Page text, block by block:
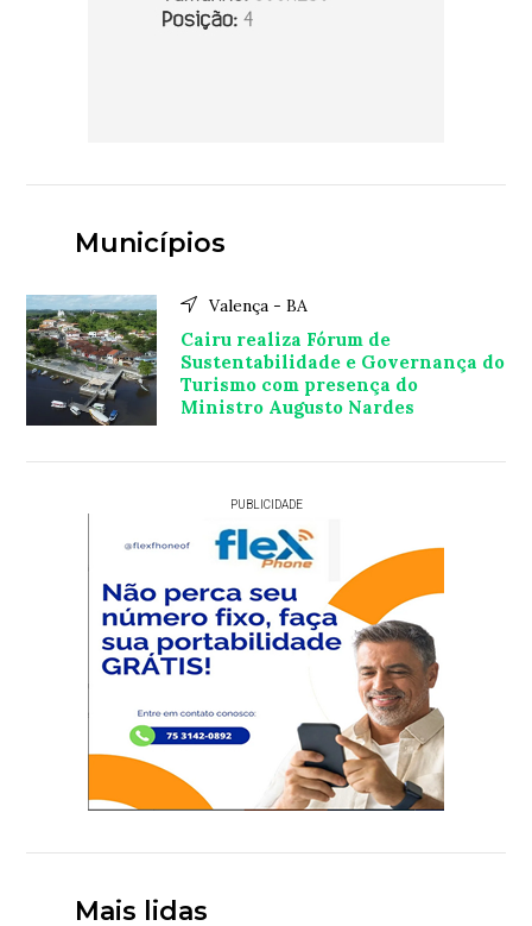
Municípios
Valença - BA
Cairu realiza Fórum de
Sustentabilidade e Governança do
Turismo com presença do
Ministro Augusto Nardes
PUBLICIDADE
Mais lidas